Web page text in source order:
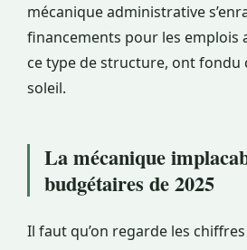
mécanique administrative
financements pour les emplois
ce type de structure, ont fondu
soleil.
La mécanique
budgétaires de 2025
Il faut qu’on regarde les